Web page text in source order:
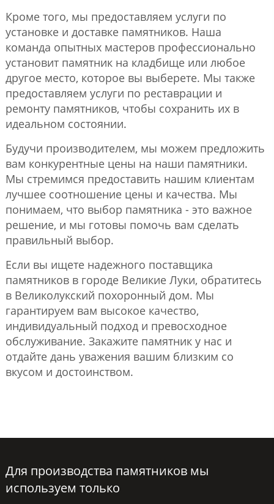
Кроме того, мы предоставляем услуги по
установке и доставке памятников. Наша
команда опытных мастеров профессионально
установит памятник на кладбище или любое
другое место, которое вы выберете. Мы также
предоставляем услуги по реставрации и
ремонту памятников, чтобы сохранить их в
идеальном состоянии.
Будучи производителем, мы можем предложить
вам конкурентные цены на наши памятники.
Мы стремимся предоставить нашим клиентам
лучшее соотношение цены и качества. Мы
понимаем, что выбор памятника - это важное
решение, и мы готовы помочь вам сделать
правильный выбор.
Если вы ищете надежного поставщика
памятников в городе Великие Луки, обратитесь
в Великолукский похоронный дом. Мы
гарантируем вам высокое качество,
индивидуальный подход и превосходное
обслуживание. Закажите памятник у нас и
отдайте дань уважения вашим близким со
вкусом и достоинством.
Для производства памятников мы
используем только